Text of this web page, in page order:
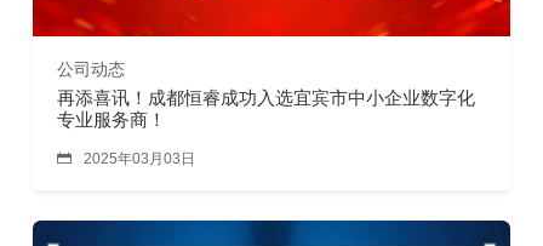
公司动态
再添喜讯！成都恒睿成功入选宜宾市中小企业数字化
专业服务商！
 2025年03月03日